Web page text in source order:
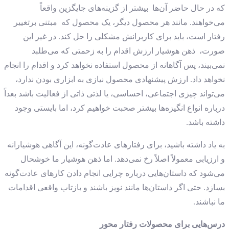
که در حال حاضر آن‌ها بیشتر از گزینه‌های جایگزین واقعاً
می‌خواهند. مانند هر محصول دیگر، یک محصول که مبتنی برتغییر
رفتار است، باید برای کاربرانش مشکلی را حل کند. در غیر این
صورت، ذهن هوشیار ارزش اقدام را به زحمتی که می‌طلبد
نمی‌بیند، پس آگاهانه از محصول استفاده نخواهد کرد و اقدام را انجام
نخواهد داد. ارزش پیشنهادی محصول نیازی به ابزاری بودن ندارد،
می‌تواند چیزی اجتماعی، احساسی، یا لذتی ذاتی از فعالیت باشد بعداً
درباره انواع انگیزه‌ها بیشتر صحبت خواهیم کرد، اما بایستی وجود
داشته باشد.
به یاد داشته باشید، برای رفتارهای عادت‌گونه، این آگاهی هوشیارانه
و ارزیابی معمولاً اصلاً رخ نمی‌دهد. اما ذهن هوشیار ما خوشحال
می‌شود که داستان‌هایی درباره چرایی انجام دادن کارهای عادت‌گونه
بسازد. حتی اگر داستان‌ها مانند نویز باشند و بازتاب واقعی اقدامات
ما نباشند.
درس‌هایی برای محصولات رفتار محور